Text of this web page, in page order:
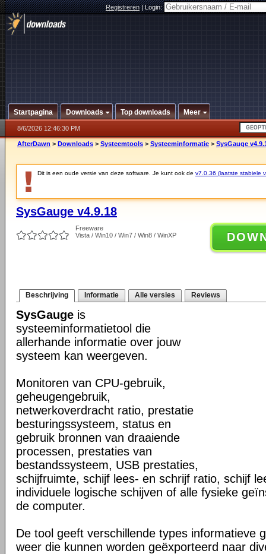
Registreren|Login:
Startpagina Downloads Top downloads Meer
8/6/2026 12:46:30 PM
AfterDawn > Downloads > Systeemtools > Systeeminformatie > SysGauge
Dit is een oude versie van deze software. Je kunt ook de v7.0.36 (laatste stabiele
SysGauge v4.9.18
Freeware
Vista / Win10 / Win7 / Win8 / WinXP
Beschrijving Informatie Alle versies Reviews
SysGauge is
systeeminformatietool die
allerhande informatie over jouw
systeem kan weergeven.
Monitoren van CPU-gebruik,
geheugengebruik,
netwerkoverdracht ratio, prestatie
besturingssysteem, status en
gebruik bronnen van draaiende
processen, prestaties van
bestandssysteem, USB prestaties,
schijfruimte, schijf lees- en schrijf ratio, schijf
individuele logische schijven of alle fysieke
de computer.
De tool geeft verschillende types informatieve
weer die kunnen worden geëxporteerd naar